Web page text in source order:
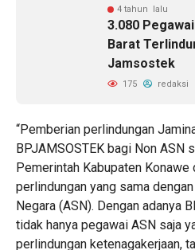
4 tahun lalu
3.080
Barat
Jamsostek
175 redaksi
“Pemberian perlindungan
BPJAMSOSTEK bagi Non ASN
Pemerintah Kabupaten Konawe
perlindungan yang sama
Negara (ASN). Dengan adanya
tidak hanya pegawai ASN saja
perlindungan ketenagakerjaan,